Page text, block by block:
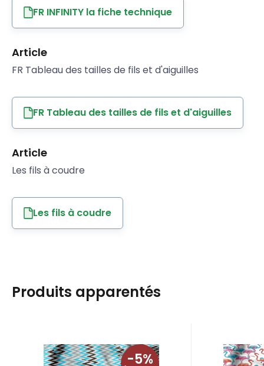
FR INFINITY la fiche technique
Article
FR Tableau des tailles de fils et d'aiguilles
FR Tableau des tailles de fils et d'aiguilles
Article
Les fils à coudre
Les fils à coudre
Produits apparentés
-5%
Tissu coton au métre
Code:CIK-024
EAN:8595721006872
5.50EUR5.80 EUR
En stock 44.7 m
Tissu
EAN:
En